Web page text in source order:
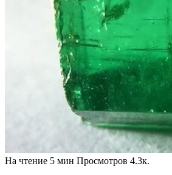
На чтение 5 мин Просмотров 4.3к.